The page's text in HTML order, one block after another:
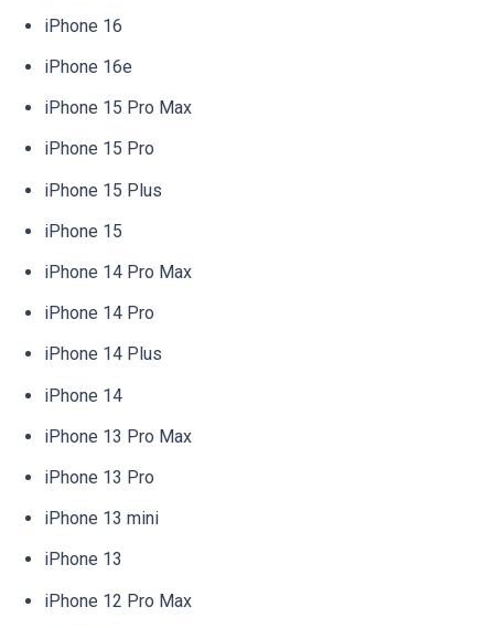
iPhone 16
iPhone 16e
iPhone 15 Pro Max
iPhone 15 Pro
iPhone 15 Plus
iPhone 15
iPhone 14 Pro Max
iPhone 14 Pro
iPhone 14 Plus
iPhone 14
iPhone 13 Pro Max
iPhone 13 Pro
iPhone 13 mini
iPhone 13
iPhone 12 Pro Max